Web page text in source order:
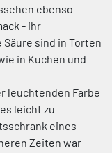
ebenso
- ihr
sind in Torten
in Kuchen und
leuchtenden Farbe
leicht zu
eines
Zeiten war